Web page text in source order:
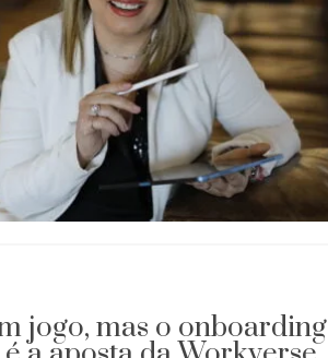
jogo, mas o onboarding